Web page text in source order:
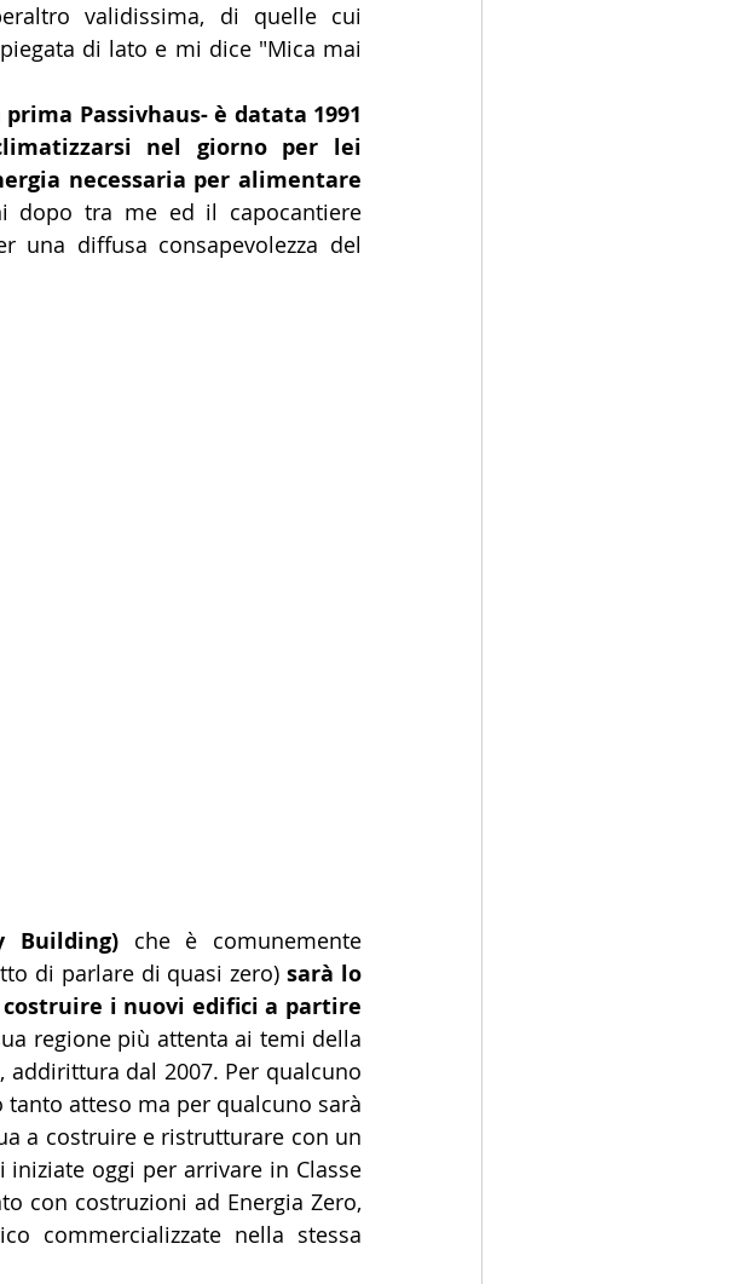
validissima, di quelle cui
di lato e mi dice "Mica mai
Passivhaus- è datata 1991
nel giorno per lei
necessaria per alimentare
dopo tra me ed il capocantiere
diffusa consapevolezza del
Building) che è comunemente
di parlare di quasi zero) sarà lo
i nuovi edifici a partire
regione più attenta ai temi della
dal 2007. Per qualcuno
atteso ma per qualcuno sarà
a costruire e ristrutturare con un
oggi per arrivare in Classe
con costruzioni ad Energia Zero,
commercializzate nella stessa